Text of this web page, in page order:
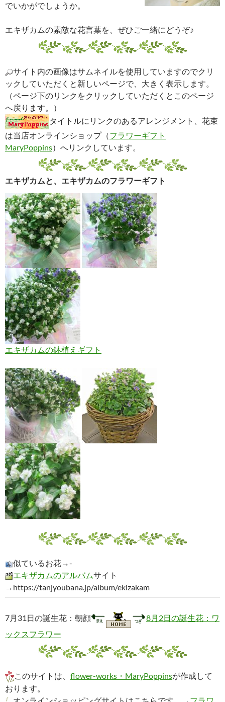
でいかがでしょうか。
エキザカムの素敵な花言葉を、ぜひご一緒にどうぞ♪
サイト内の画像はサムネイルを使用していますのでクリ
ックしていただくと新しいページで、大きく表示します。
（ページ下のリンクをクリックしていただくとこのページ
へ戻ります。）
タイトルにリンクのあるアレンジメント、花束
は当店オンラインショップ（フラワーギフト
MaryPoppins）へリンクしています。
エキザカムと、エキザカムのフラワーギフト
エキザカムの鉢植えギフト
似ているお花→-
エキザカムのアルバムサイト
→https://tanjyoubana.jp/album/ekizakam
7月31日の誕生花：朝顔
8月2日の誕生花：ワ
ックスフラワー
このサイトは、 flower-works・MaryPoppinsが作成して
おります。